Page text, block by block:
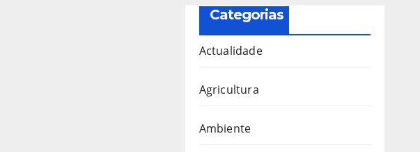
Categorias
Actualidade
Agricultura
Ambiente